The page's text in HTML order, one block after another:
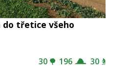
do třetice všeho
30 196 30